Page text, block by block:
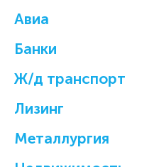
Авиа
Банки
Ж/д транспорт
Лизинг
Металлургия